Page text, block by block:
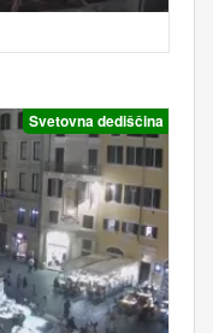
Svetovna dediščina